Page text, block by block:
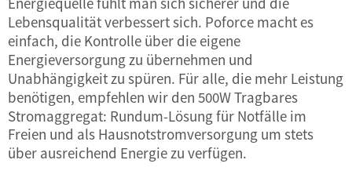
Lebensqualität verbessert sich. Poforce macht es
einfach, die Kontrolle über die eigene
Energieversorgung zu übernehmen und
Unabhängigkeit zu spüren. Für alle, die mehr Leistung
benötigen, empfehlen wir den 500W Tragbares
Stromaggregat: Rundum-Lösung für Notfälle im
Freien und als Hausnotstromversorgung um stets
über ausreichend Energie zu verfügen.